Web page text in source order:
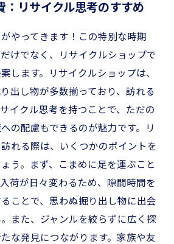
：リサイクル思考のすすめ
やってきます！この特別な時期
けでなく、リサイクルショップで
します。リサイクルショップは、
出し物が多数揃っており、訪れる
イクル思考を持つことで、ただの
の配慮もできるのが魅力です。リ
れる際は、いくつかのポイントを
う。まず、こまめに足を運ぶこと
荷が日々変わるため、隙間時間を
ことで、思わぬ掘り出し物に出会
また、ジャンルを絞らずに広く探
な発見につながります。家族や友